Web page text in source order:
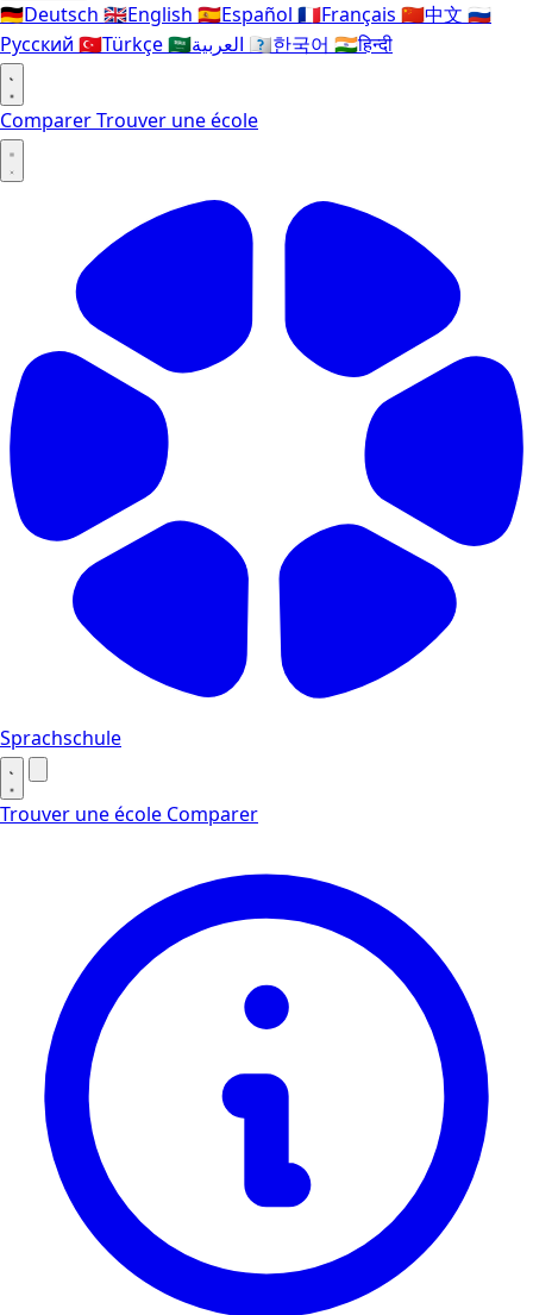
🇩🇪Deutsch 🇬🇧English 🇪🇸Español 🇫🇷Français 🇨🇳中文 🇷🇺
Русский 🇹🇷Türkçe🇸🇦 🇰🇷한국어 🇮🇳हिन्दी
ComparerTrouver une école
Sprachschule
Trouver une école Comparer